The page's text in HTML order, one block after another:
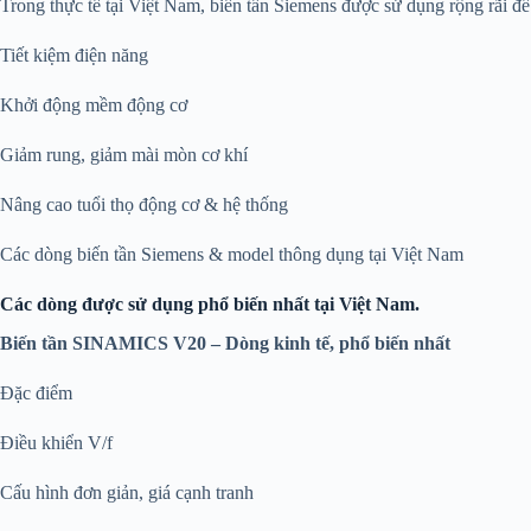
Trong thực tế tại Việt Nam, biến tần Siemens được sử dụng rộng rãi
Tiết kiệm điện năng
Khởi động mềm động cơ
Giảm rung, giảm mài mòn cơ khí
Nâng cao tuổi thọ động cơ & hệ thống
Các dòng biến tần Siemens & model thông dụng tại Việt Nam
Các dòng được sử dụng phổ biến nhất tại Việt Nam.
Biến tần SINAMICS V20 – Dòng kinh tế, phổ biến nhất
Đặc điểm
Điều khiển V/f
Cấu hình đơn giản, giá cạnh tranh